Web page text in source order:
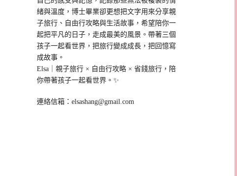
緒與溫度，博士畢業卻更想把文字用來分享親
子旅行、自由行攻略與生活故事，希望陪你一
起把平凡的日子，走成最美的風景。帶著三個
孩子一起看世界，把旅行變成成長，把回憶寫
成故事。
Elsa｜親子旅行 × 自由行攻略 × 省錢旅行，陪
你帶著孩子一起看世界。✨
連絡信箱：elsashang@gmail.com